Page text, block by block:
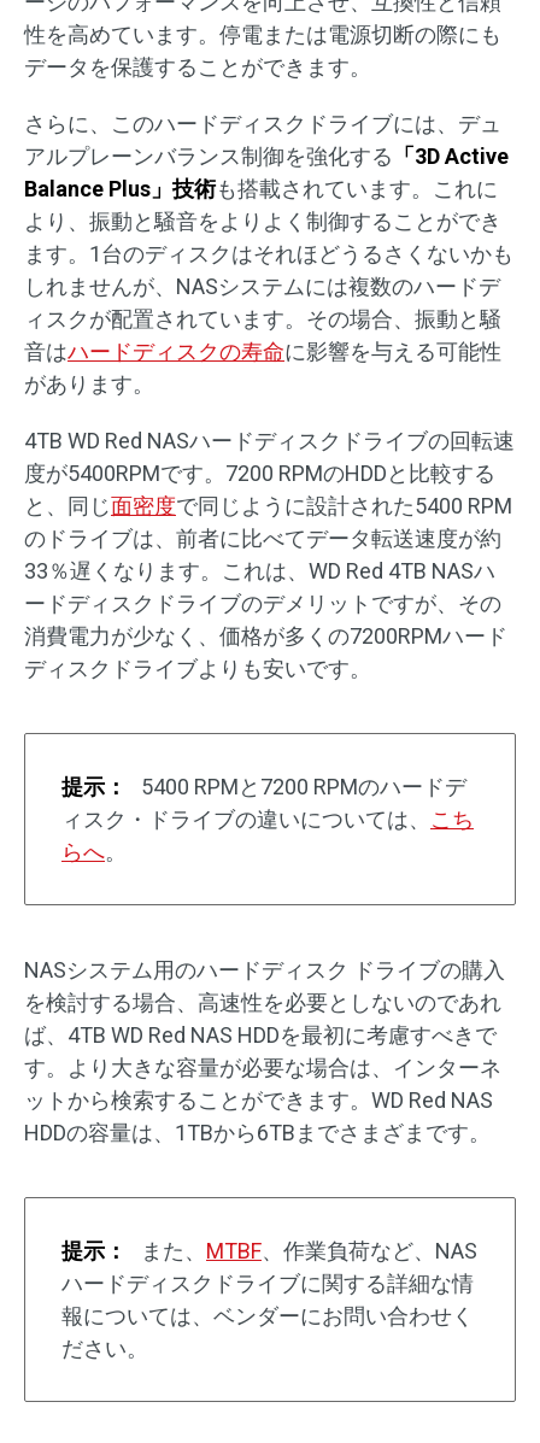
性を高めています。停電または電源切断の際にも
データを保護することができます。
さらに、このハードディスクドライブには、デュ
アルプレーンバランス制御を強化する 「3D Active
Balance Plus」技術も搭載されています。これに
より、振動と騒音をよりよく制御することができ
ます。1台のディスクはそれほどうるさくないかも
しれませんが、NASシステムには複数のハードデ
ィスクが配置されています。その場合、振動と騒
音はハードディスクの寿命に影響を与える可能性
があります。
4TB WD Red NASハードディスクドライブの回転速
度が5400RPMです。7200 RPMのHDDと比較する
と、同じ面密度で同じように設計された5400 RPM
のドライブは、前者に比べてデータ転送速度が約
33％遅くなります。これは、WD Red 4TB NASハ
ードディスクドライブのデメリットですが、その
消費電力が少なく、価格が多くの7200RPMハード
ディスクドライブよりも安いです。
提示：
5400 RPMと7200 RPMのハードデ
ィスク・ドライブの違いについては、 こち
らへ。
NASシステム用のハードディスク ドライブの購入
を検討する場合、高速性を必要としないのであれ
ば、4TB WD Red NAS HDDを最初に考慮すべきで
す。より大きな容量が必要な場合は、インターネ
ットから検索することができます。WD Red NAS
HDDの容量は、1TBから6TBまでさまざまです。
提示： また、 MTBF、作業負荷など、NAS
ハードディスクドライブに関する詳細な情
報については、ベンダーにお問い合わせく
ださい。